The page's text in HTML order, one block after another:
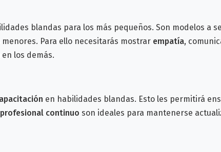
blandas para los más pequeños. Son modelos a
Para ello necesitarás mostrar empatía,
los demás.
en habilidades blandas. Esto les permitirá
continuo son ideales para mantenerse